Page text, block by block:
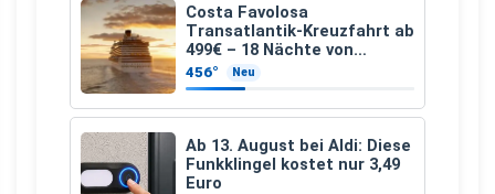
Costa Favolosa
Transatlantik-Kreuzfahrt ab
499€ – 18 Nächte von
Hamburg nach Guadeloupe
456° Neu
Ab 13. August bei Aldi: Diese
Funkklingel kostet nur 3,49
Euro